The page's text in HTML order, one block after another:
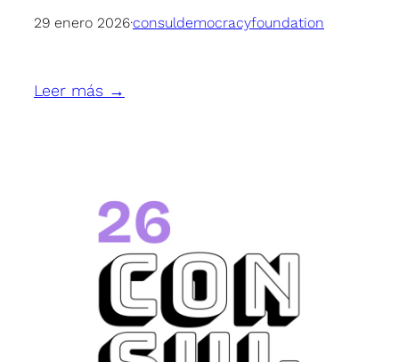
29 enero 2026·consuldemocracyfoundation
Leer más →